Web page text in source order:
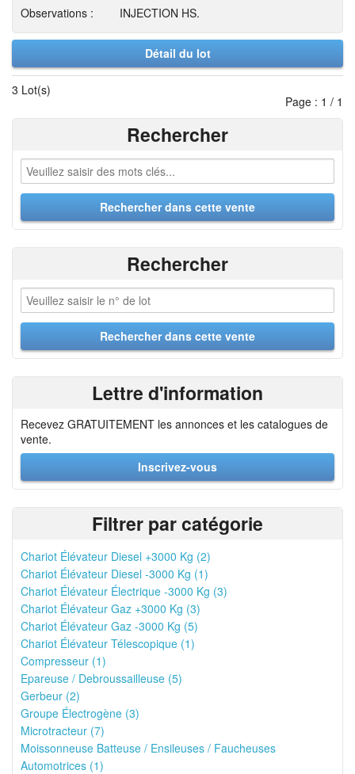
Observations :
INJECTION HS.
Détail du lot
3 Lot(s)
Page : 1 / 1
Rechercher
Rechercher
Lettre d'information
Recevez GRATUITEMENT les annonces et les catalogues de
vente.
Inscrivez-vous
Filtrer par catégorie
Chariot Élévateur Diesel +3000 Kg (2)
Chariot Élévateur Diesel -3000 Kg (1)
Chariot Élévateur Électrique -3000 Kg (3)
Chariot Élévateur Gaz +3000 Kg (3)
Chariot Élévateur Gaz -3000 Kg (5)
Chariot Élévateur Télescopique (1)
Compresseur (1)
Epareuse / Debroussailleuse (5)
Gerbeur (2)
Groupe Électrogène (3)
Microtracteur (7)
Moissonneuse Batteuse / Ensileuses / Faucheuses
Automotrices (1)